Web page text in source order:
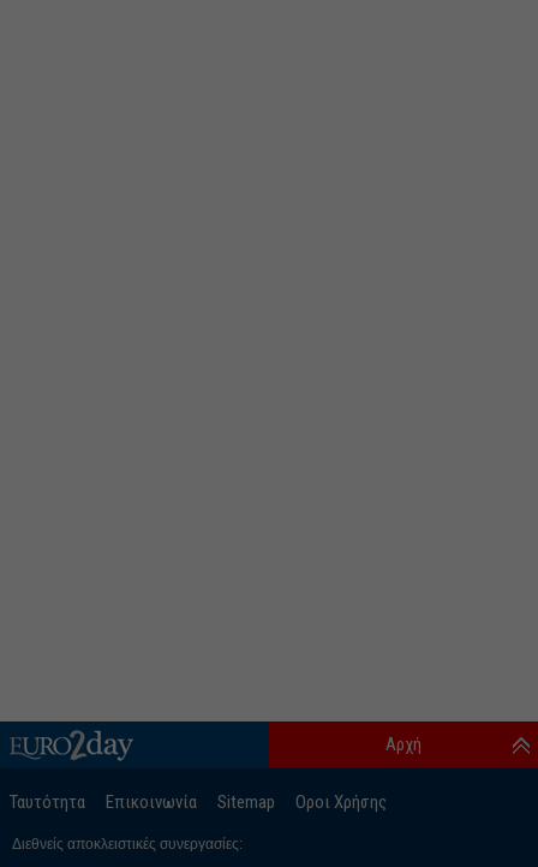
Ταυτότητα Επικοινωνία Sitemap Οροι Χρήσης
Αρχή
Διεθνείς αποκλειστικές συνεργασίες: